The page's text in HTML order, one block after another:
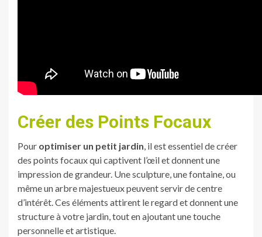
Créer des Points Focaux
Pour optimiser un petit jardin, il est essentiel de créer
des points focaux qui captivent l’œil et donnent une
impression de grandeur. Une sculpture, une fontaine, ou
même un arbre majestueux peuvent servir de centre
d’intérêt. Ces éléments attirent le regard et donnent une
structure à votre jardin, tout en ajoutant une touche
personnelle et artistique.